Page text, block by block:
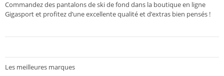
Commandez des pantalons de ski de fond dans la boutique en ligne
Gigasport et profitez d’une excellente qualité et d’extras bien pensés !
Les meilleures marques